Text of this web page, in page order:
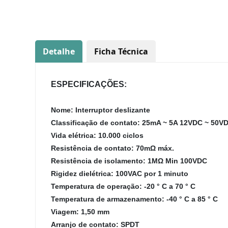
Detalhe Ficha Técnica
ESPECIFICAÇÕES:
Nome: Interruptor deslizante
Classificação de contato: 25mA ~ 5A 12VDC ~
Vida elétrica: 10.000 ciclos
Resistência de contato: 70mΩ máx.
Resistência de isolamento: 1MΩ Min 100VDC
Rigidez dielétrica: 100VAC por 1 minuto
Temperatura de operação: -20 ° C a 70 ° C
Temperatura de armazenamento: -40 ° C a 85 ° C
Viagem: 1,50 mm
Arranjo de contato: SPDT